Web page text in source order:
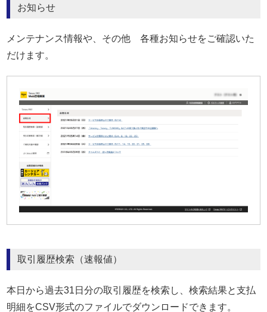
お知らせ
メンテナンス情報や、その他 各種お知らせをご確認いた
だけます。
取引履歴検索（速報値）
本日から過去31日分の取引履歴を検索し、検索結果と支払
明細をCSV形式のファイルでダウンロードできます。